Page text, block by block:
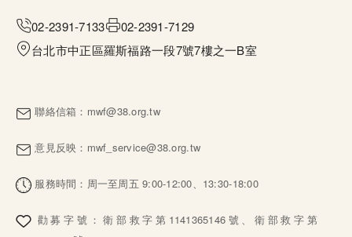
02-2391-7133
02-2391-7129
台北市中正區羅斯福路一段7號7樓之一B室
聯絡信箱： mwf@38.org.tw
意見反映： mwf_service@38.org.tw
服務時間：周一至周五 9:00-12:00、13:30-18:00
勸募字號：衛部救字第1141365146號、衛部救字第